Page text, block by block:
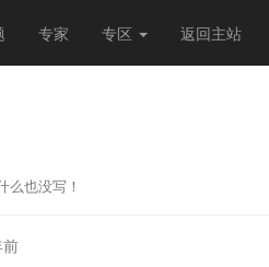
专家 专区 返回主站
么也没写！